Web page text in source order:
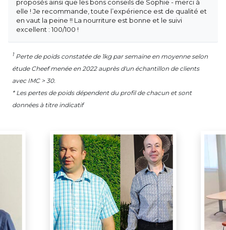
proposés ainsi que les bons conseils de Sophie - merci à
elle ! Je recommande, toute l’expérience est de qualité et
en vaut la peine !! La nourriture est bonne et le suivi
excellent : 100/100 !
1 Perte de poids constatée de 1kg par semaine en moyenne selon
étude Cheef menée en 2022 auprès d'un échantillon de clients
avec IMC > 30.
* Les pertes de poids dépendent du profil de chacun et sont
données à titre indicatif